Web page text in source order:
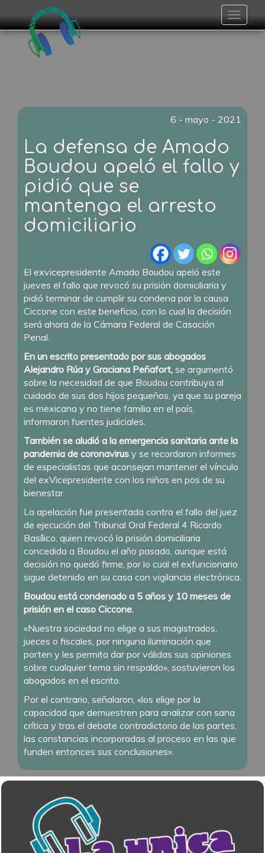
Toggle
6 - mayo - 2021
La defensa de Amado
Boudou apeló el fallo y
pidió que se
mantenga el arresto
domiciliario
El exvicepresidente Amado Boudou apeló este
jueves el fallo que revocó su prisión domiciliaria y
pidió terminar de cumplir su condena por la causa
Ciccone con este beneficio, con lo cual la decisión
será ahora de la Cámara Federal de Casación
Penal.
En un escrito presentado por sus abogados
Alejandro Rúa y Graciana Peñafort, se argumentó
sobre la necesidad de que Boudou contribuya al
cuidado de sus dos hijos pequeños, ya que su pareja
es mexicana y no tiene familia en el país,
informaron fuentes judiciales.
También se aludió a la emergencia sanitaria ante la
pandemia de coronavirus y se recordaron informes
de especialistas que aconsejan mantener el vínculo
del exVicepresidente con los niños en pos de su
bienestar.
La apelación fue presentada contra el fallo del juez
de ejecución del Tribunal Oral Federal 4 Ricardo
Basílico, quien revocó la prisión domiciliaria
concedida a Boudou el año pasado, aunque está
decisión no quedó firme, por lo cual el exfuncionario
sigue detenido en su casa con vigilancia electrónica.
Boudou está condenado a 5 años y 10 meses de
prisión en el caso Ciccone.
«Nuestra sociedad no elige a sus magistrados,
jueces o fiscales, por ninguna iluminación que
porten y les permita dar por válidas sus opiniones
sobre cualquier tema sin respaldo», sostuvieron los
abogados en el escrito.
Por el contrario, señalaron, «los elige por la
capacidad que demuestren para analizar con sana
crítica y tras el debate contradictorio de las partes,
las constancias incorporadas al proceso en las que
funden entonces sus conclusiones».